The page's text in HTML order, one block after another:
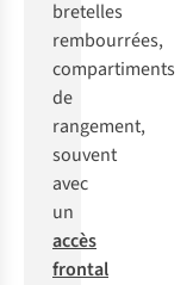
bretelles
rembourrées,
compartiments
de
rangement,
souvent
avec
un
accès
frontal